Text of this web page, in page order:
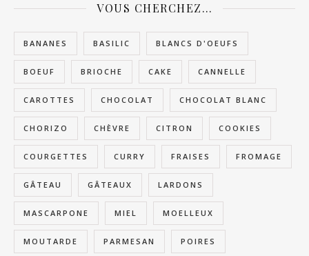
VOUS CHERCHEZ…
BANANES BASILIC BLANCS D'OEUFS
BOEUF BRIOCHE CAKE CANNELLE
CAROTTES CHOCOLAT CHOCOLAT BLANC
CHORIZO CHÈVRE CITRON COOKIES
COURGETTES CURRY FRAISES FROMAGE
GÂTEAU GÂTEAUX LARDONS
MASCARPONE MIEL MOELLEUX
MOUTARDE PARMESAN POIRES